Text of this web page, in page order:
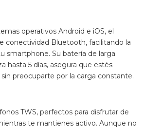
operativos Android e iOS, el
conectividad Bluetooth, facilitando la
smartphone. Su batería de larga
hasta 5 días, asegura que estés
preocuparte por la carga constante.
TWS, perfectos para disfrutar de
te mantienes activo. Aunque no